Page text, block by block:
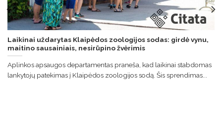
Laikinai uždarytas Klaipėdos zoologijos sodas: girdė vynu,
maitino sausainiais, nesirūpino žvėrimis
Aplinkos apsaugos departamentas praneša, kad laikinai stabdomas
lankytojų patekimas į Klaipėdos zoologijos sodą. Šis sprendimas...